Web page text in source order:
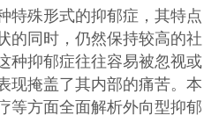
特殊形式的抑郁症，其特点
的同时，仍然保持较高的社
种抑郁症往往容易被忽视或
现掩盖了其内部的痛苦。本
等方面全面解析外向型抑郁